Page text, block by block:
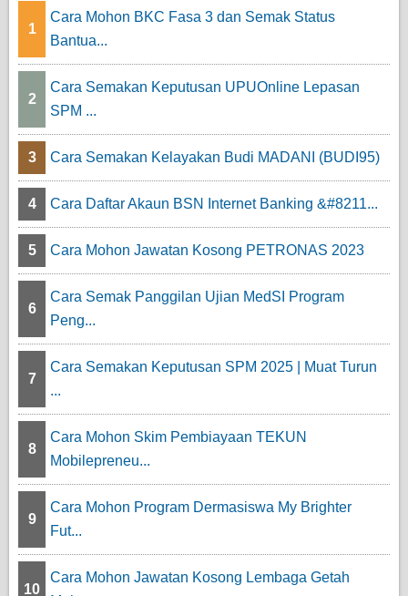
1
Cara Mohon BKC Fasa 3 dan Semak Status
Bantua...
2
Cara Semakan Keputusan UPUOnline Lepasan
SPM ...
3 Cara Semakan Kelayakan Budi MADANI (BUDI95)
4 Cara Daftar Akaun BSN Internet Banking &#8211...
5 Cara Mohon Jawatan Kosong PETRONAS 2023
6
Cara Semak Panggilan Ujian MedSI Program
Peng...
7
Cara Semakan Keputusan SPM 2025 | Muat Turun
...
8
Cara Mohon Skim Pembiayaan TEKUN
Mobilepreneu...
9
Cara Mohon Program Dermasiswa My Brighter
Fut...
10
Cara Mohon Jawatan Kosong Lembaga Getah